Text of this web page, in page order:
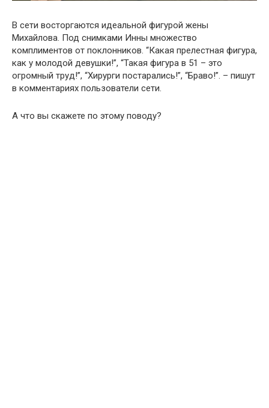
В сети восторгаются идеальной фигурой жены
Михайлова. Под снимками Инны множество
комплиментов от поклонников. “Какая прелестная фигура,
как у молодой девушки!”, “Такая фигура в 51 – это
огромный труд!”, “Хирурги постарались!”, “Браво!”. – пишут
в комментариях пользователи сети.
А что вы скажете по этому поводу?